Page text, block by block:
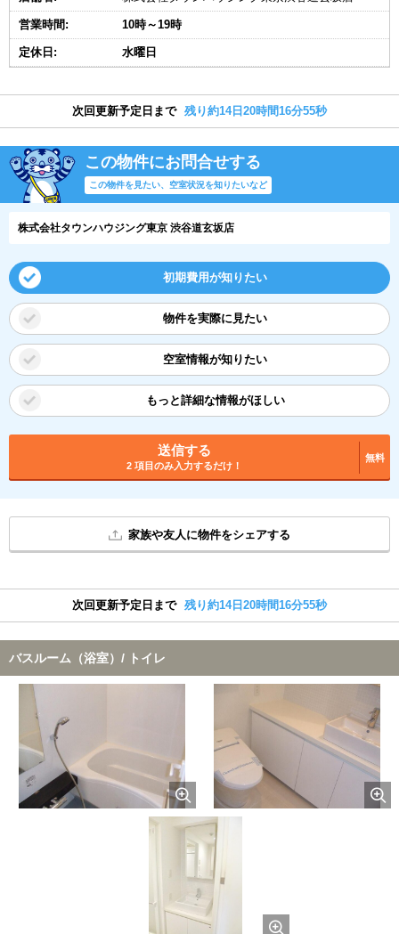
営業時間: 10時～19時
定休日: 水曜日
次回更新予定日まで 残り約14日20時間16分55秒
この物件にお問合せする
この物件を見たい、空室状況を知りたいなど
株式会社タウンハウジング東京 渋谷道玄坂店
初期費用が知りたい
物件を実際に見たい
空室情報が知りたい
もっと詳細な情報がほしい
送信する
2 項目のみ入力するだけ！
無料
家族や友人に物件をシェアする
次回更新予定日まで 残り約14日20時間16分55秒
バスルーム（浴室）/ トイレ